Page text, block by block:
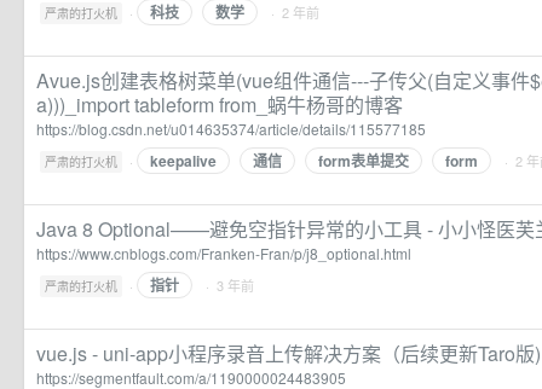
严肃的打火机 · 科技 数学 · 2 年前
Avue.js创建表格树菜单(vue组件通信---子传父(自定义事件
a)))_import tableform from_蜗牛杨哥的博客
https://blog.csdn.net/u014635374/article/details/115577185
严肃的打火机 · keepalive 通信 form表单提交 form · 2
Java 8 Optional——避免空指针异常的小工具 - 小小怪医芙
https://www.cnblogs.com/Franken-Fran/p/j8_optional.html
严肃的打火机 · 指针 · 3 年前
vue.js - uni-app小程序录音上传解决方案（后续更新Taro版
https://segmentfault.com/a/1190000024483905